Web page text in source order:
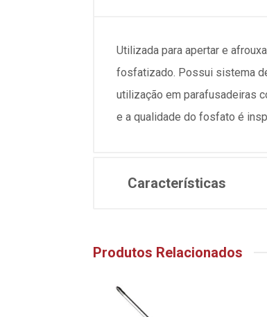
Utilizada para apertar e
fosfatizado. Possui sistema
utilização em parafusadeiras
e a qualidade do fosfato é
Características
Produtos Relacionados